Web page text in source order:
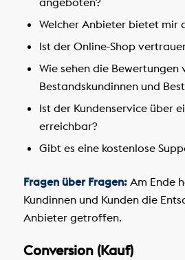
Welcher Anbieter bietet mir
Ist der Online-Shop
Wie sehen die Bewertungen
Bestandskundinnen und
Ist der Kundenservice über
erreichbar?
Gibt es eine kostenlose
Fragen über Fragen:Am Ende
Kundinnen und Kunden die
Anbieter getroffen.
Conversion (Kauf)